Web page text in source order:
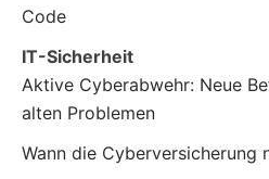
Code
IT-Sicherheit
Aktive Cyberabwehr: Neue
alten Problemen
Wann die Cyberversicherung